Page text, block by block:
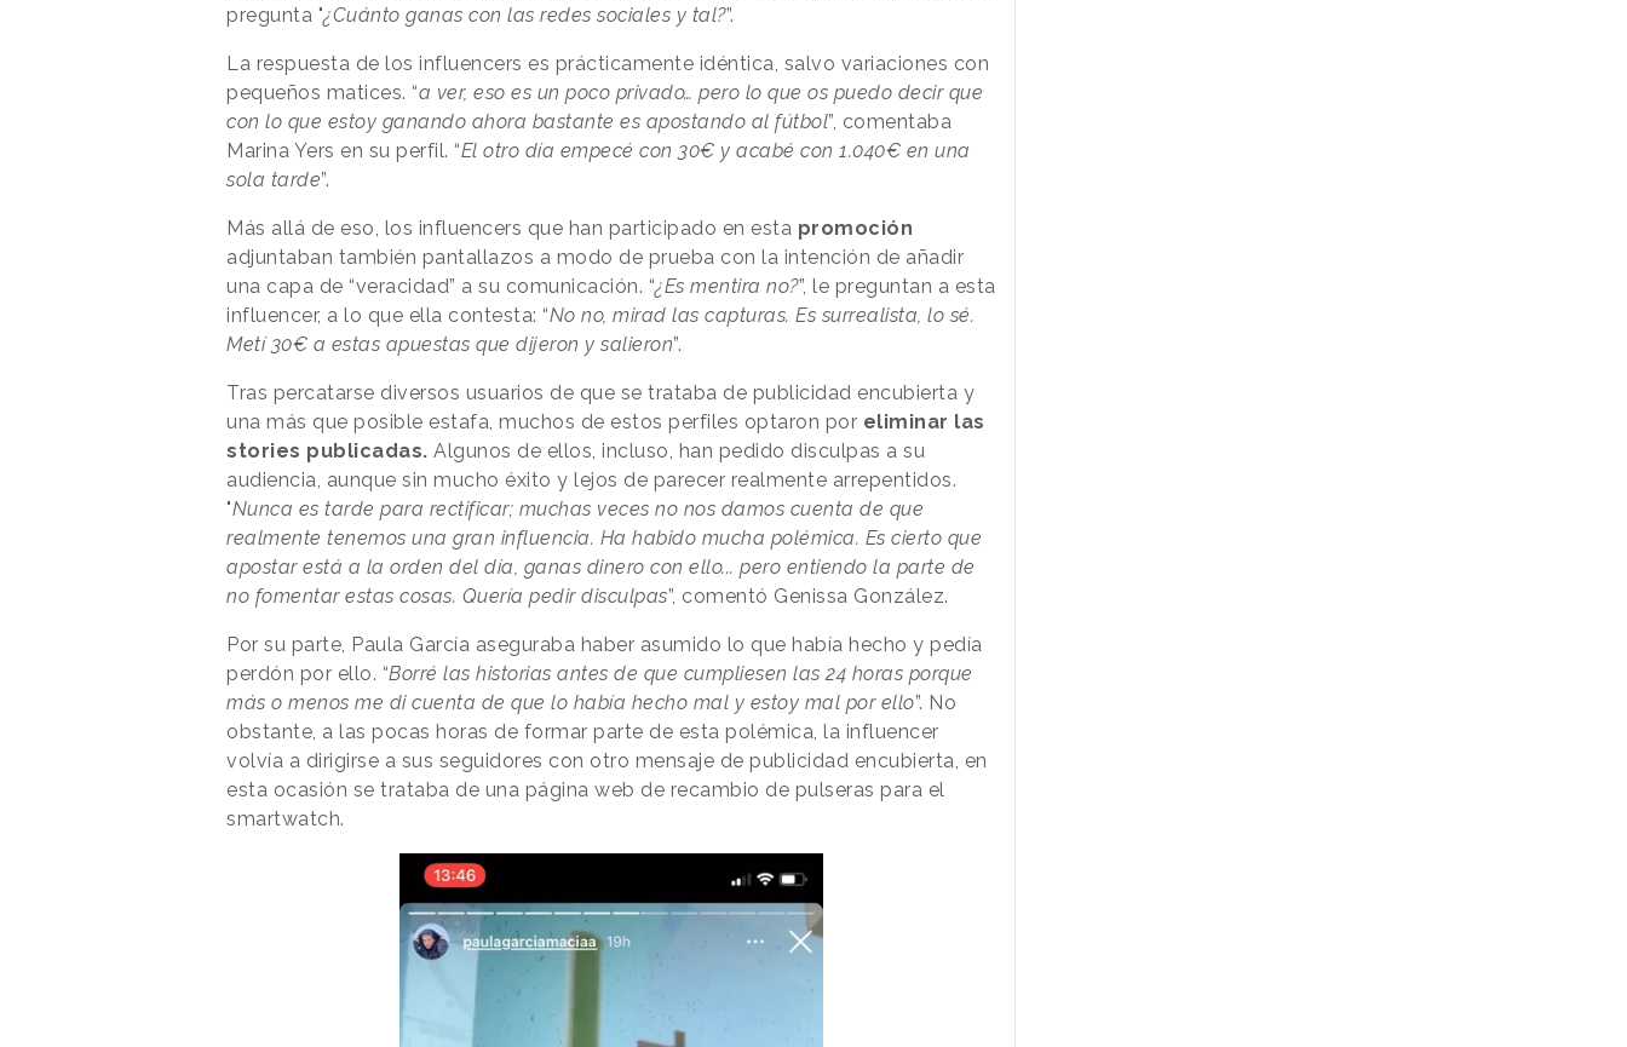
pregunta "¿Cuánto ganas con las redes sociales y tal?”.
La respuesta de los influencers es prácticamente idéntica, salvo variaciones con
pequeños matices. “a ver, eso es un poco privado… pero lo que os puedo decir que
con lo que estoy ganando ahora bastante es apostando al fútbol”, comentaba
Marina Yers en su perfil. “El otro día empecé con 30€ y acabé con 1.040€ en una
sola tarde”.
Más allá de eso, los influencers que han participado en esta promoción
adjuntaban también pantallazos a modo de prueba con la intención de añadir
una capa de “veracidad” a su comunicación. “¿Es mentira no?”, le preguntan a esta
influencer, a lo que ella contesta: “No no, mirad las capturas. Es surrealista, lo sé.
Metí 30€ a estas apuestas que dijeron y salieron”.
Tras percatarse diversos usuarios de que se trataba de publicidad encubierta y
una más que posible estafa, muchos de estos perfiles optaron por eliminar las
stories publicadas. Algunos de ellos, incluso, han pedido disculpas a su
audiencia, aunque sin mucho éxito y lejos de parecer realmente arrepentidos.
"Nunca es tarde para rectificar; muchas veces no nos damos cuenta de que
realmente tenemos una gran influencia. Ha habido mucha polémica. Es cierto que
apostar está a la orden del día, ganas dinero con ello... pero entiendo la parte de
no fomentar estas cosas. Quería pedir disculpas”, comentó Genissa González.
Por su parte, Paula García aseguraba haber asumido lo que había hecho y pedía
perdón por ello. “Borré las historias antes de que cumpliesen las 24 horas porque
más o menos me di cuenta de que lo había hecho mal y estoy mal por ello”. No
obstante, a las pocas horas de formar parte de esta polémica, la influencer
volvía a dirigirse a sus seguidores con otro mensaje de publicidad encubierta, en
esta ocasión se trataba de una página web de recambio de pulseras para el
smartwatch.